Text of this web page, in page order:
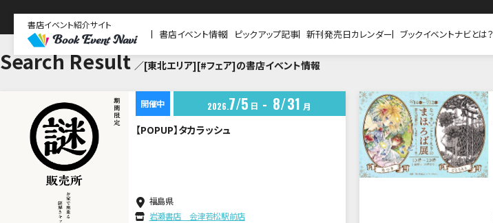
書店イベント紹介サイト
書店イベント情報 ピックアップ記事 新刊発売日カレンダー ブックイベントナビとは？
Search Result ／[東北エリア][#フェア]の書店イベント情報
開催中 2026 7 5 日 8 31 月
【POPUP】タカラッシュ
福島県
岩瀬書店 会津若松駅前店